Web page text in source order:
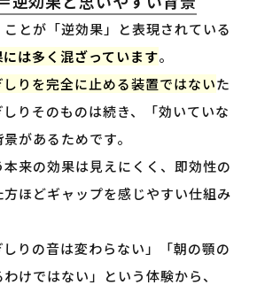
ことが「逆効果」と表現されている
は多く混ざっています。
しりを完全に止める装置ではないた
りそのものは続き、「効いていな
があるためです。
来の効果は見えにくく、即効性の
ほどギャップを感じやすい仕組み
しりの音は変わらない」「朝の顎の
けではない」という体験から、